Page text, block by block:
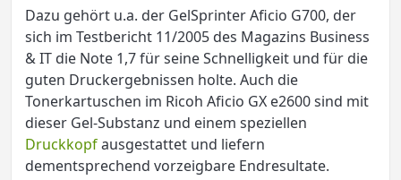
Dazu gehört u.a. der GelSprinter Aficio G700, der
sich im Testbericht 11/2005 des Magazins Business
& IT die Note 1,7 für seine Schnelligkeit und für die
guten Druckergebnissen holte. Auch die
Tonerkartuschen im Ricoh Aficio GX e2600 sind mit
dieser Gel-Substanz und einem speziellen
Druckkopfausgestattet und liefern
dementsprechend vorzeigbare Endresultate.